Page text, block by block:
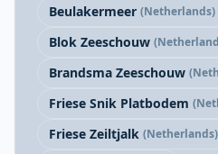
Beulakermeer (Netherlands)
Blok Zeeschouw
Brandsma Zeeschouw
Friese Snik Platbodem
Friese Zeiltjalk (Netherlands)